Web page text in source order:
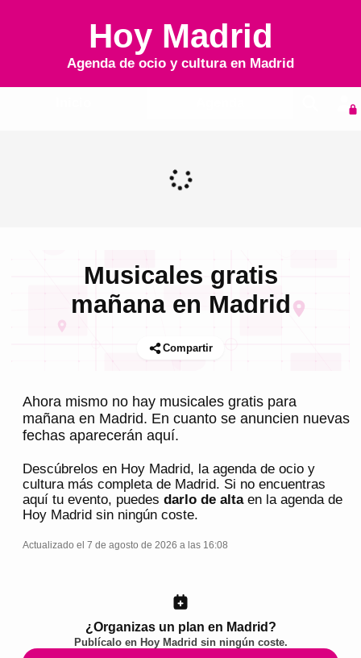
Hoy Madrid
Agenda de ocio y cultura en Madrid
Musicales gratis
mañana en Madrid
Compartir
Ahora mismo no hay musicales gratis para
mañana en Madrid. En cuanto se anuncien nuevas
fechas aparecerán aquí.
Descúbrelos en Hoy Madrid, la agenda de ocio y
cultura más completa de Madrid. Si no encuentras
aquí tu evento, puedes darlo de altaen la agenda de
Hoy Madrid sin ningún coste.
Actualizado el 7 de agosto de 2026 a las 16:08
¿Organizas un plan en Madrid?
Publícalo en Hoy Madrid sin ningún coste.